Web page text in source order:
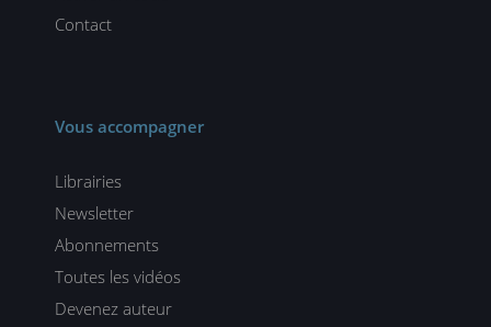
Contact
Vous accompagner
Librairies
Newsletter
Abonnements
Toutes les vidéos
Devenez auteur